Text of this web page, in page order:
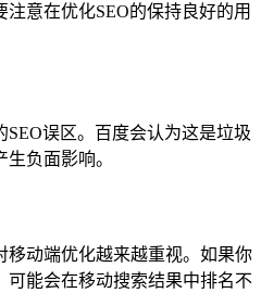
意在优化SEO的保持良好的用
误区。百度会认为这是垃圾
负面影响。
移动端优化越来越重视。如果你
可能会在移动搜索结果中排名不